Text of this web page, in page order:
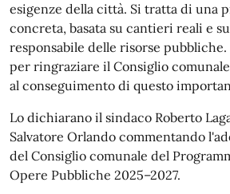
esigenze della città. Si tratta di una
concreta, basata su cantieri reali e
responsabile delle risorse pubbliche.
per ringraziare il Consiglio
al conseguimento di questo
Lo dichiarano il sindaco Roberto
Salvatore Orlando commentando
del Consiglio comunale del
Opere Pubbliche 2025–2027.